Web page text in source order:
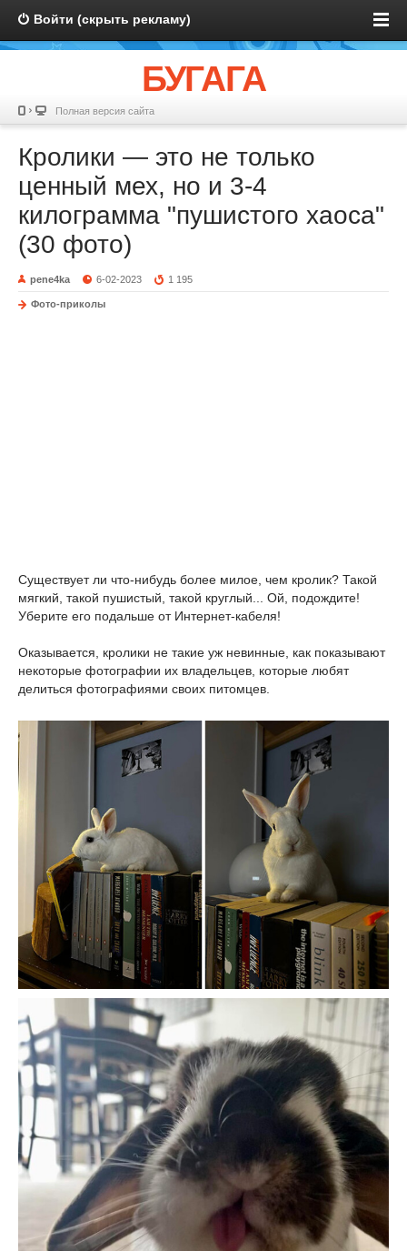
Войти (скрыть рекламу)
БУГАГА
Полная версия сайта
Кролики — это не только
ценный мех, но и 3-4
килограмма "пушистого хаоса"
(30 фото)
pene4ka 6-02-2023 1 195
Фото-приколы
Существует ли что-нибудь более милое, чем кролик? Такой
мягкий, такой пушистый, такой круглый... Ой, подождите!
Уберите его подальше от Интернет-кабеля!
Оказывается, кролики не такие уж невинные, как показывают
некоторые фотографии их владельцев, которые любят
делиться фотографиями своих питомцев.